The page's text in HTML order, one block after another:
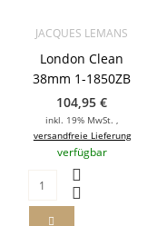
JACQUES LEMANS
London Clean
38mm 1-1850ZB
104,95 €
inkl. 19% MwSt. ,
versandfreie Lieferung
verfügbar